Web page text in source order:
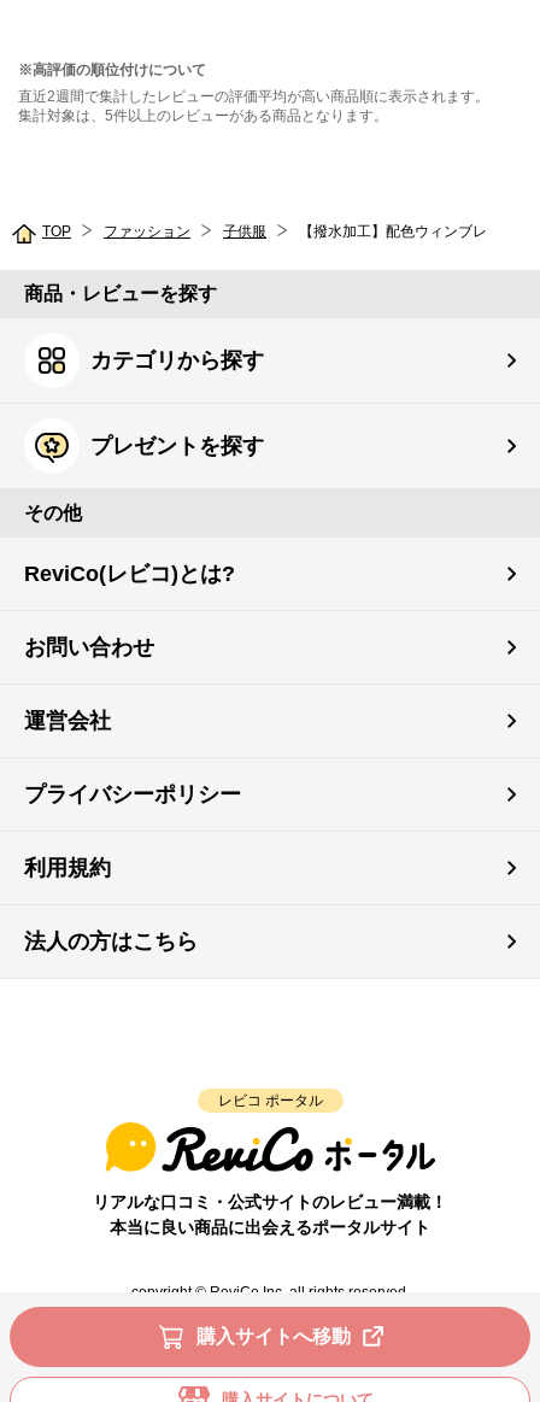
購入サイトへ移動
※高評価の順位付けについて
直近2週間で集計したレビューの評価平均が高い商品順に表示されます。
集計対象は、5件以上のレビューがある商品となります。
TOP ファッション 子供服 【撥水加工】配色ウィンブレ
商品・レビューを探す
カテゴリから探す
プレゼントを探す
その他
ReviCo(レビコ)とは?
お問い合わせ
運営会社
プライバシーポリシー
利用規約
法人の方はこちら
レビコ ポータル
リアルな口コミ・公式サイトのレビュー満載！
本当に良い商品に出会えるポータルサイト
copyright © ReviCo Inc. all rights reserved.